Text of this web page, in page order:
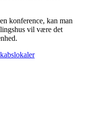
konference, kan man
vil være det